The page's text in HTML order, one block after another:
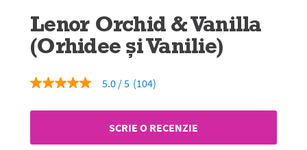
Lenor Orchid & Vanilla
(Orhidee și Vanilie)
5.0
5
medie
5.0 (104)
SCRIE O RECENZIE